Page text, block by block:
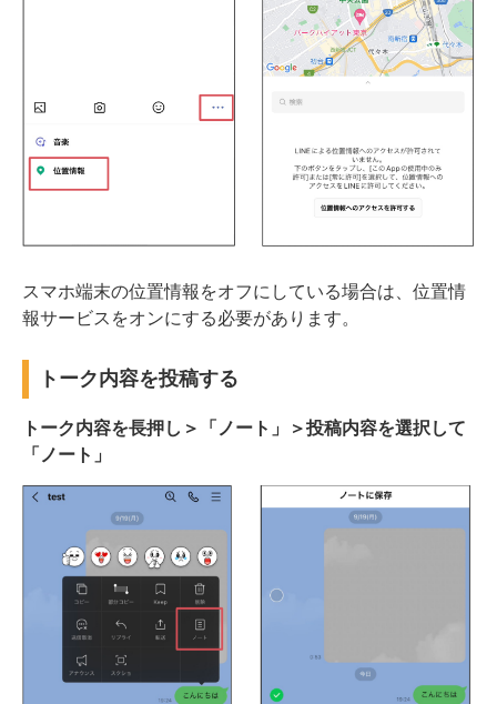
スマホ端末の位置情報をオフにしている場合は、位置情
報サービスをオンにする必要があります。
トーク内容を投稿する
トーク内容を長押し＞「ノート」＞投稿内容を選択して
「ノート」